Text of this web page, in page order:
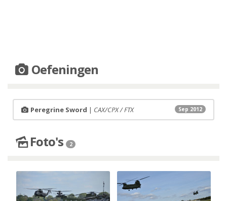
Oefeningen
Sep 2012
Peregrine Sword | CAX/CPX / FTX
Foto's 2